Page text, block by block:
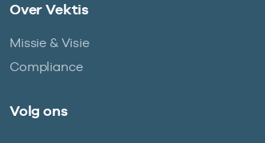
Over Vektis
Missie & Visie
Compliance
Volg ons